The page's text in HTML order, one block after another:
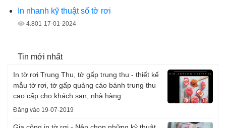
In nhanh kỹ thuật số tờ rơi
4.801 17-01-2024
Tin mới nhất
In tờ rơi Trung Thu, tờ gấp trung thu - thiết kế
mẫu tờ rơi, tờ gấp quảng cáo bánh trung thu
cao cấp cho khách sạn, nhà hàng
Đăng vào 19-07-2019